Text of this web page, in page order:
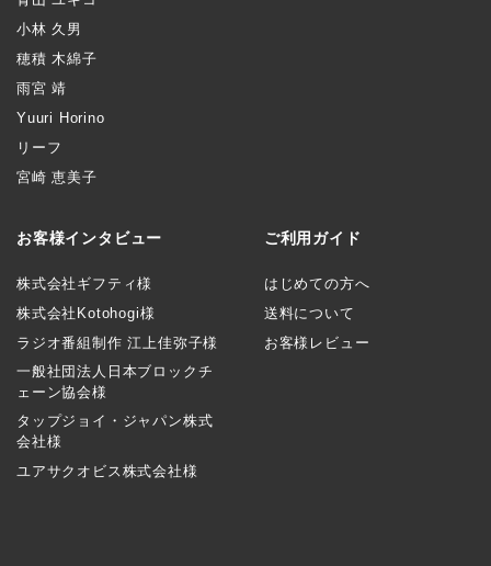
小林 久男
穂積 木綿子
雨宮 靖
Yuuri Horino
リーフ
宮崎 恵美子
お客様インタビュー
株式会社ギフティ様
株式会社Kotohogi様
ラジオ番組制作 江上佳弥子様
一般社団法人日本ブロックチ
ェーン協会様
タップジョイ・ジャパン株式
会社様
ユアサクオビス株式会社様
ご利用ガイド
はじめての方へ
送料について
お客様レビュー